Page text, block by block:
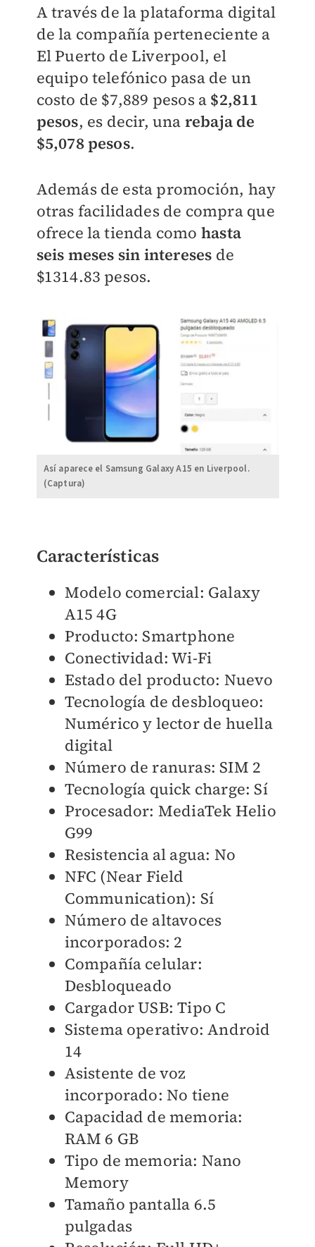
A través de la plataforma digital
de la compañía perteneciente a
El Puerto de Liverpool, el
equipo telefónico pasa de un
costo de $7,889 pesos a $2,811
pesos, es decir, una rebaja de
$5,078 pesos.
Además de esta promoción, hay
otras facilidades de compra que
ofrece la tienda como hasta
seis meses sin intereses de
$1314.83 pesos.
Así aparece el Samsung Galaxy A15 en Liverpool.
(Captura)
Características
Modelo comercial: Galaxy
A15 4G
Producto: Smartphone
Conectividad: Wi-Fi
Estado del producto: Nuevo
Tecnología de desbloqueo:
Numérico y lector de huella
digital
Número de ranuras: SIM 2
Tecnología quick charge: Sí
Procesador: MediaTek Helio
G99
Resistencia al agua: No
NFC (Near Field
Communication): Sí
Número de altavoces
incorporados: 2
Compañía celular:
Desbloqueado
Cargador USB: Tipo C
Sistema operativo: Android
14
Asistente de voz
incorporado: No tiene
Capacidad de memoria:
RAM 6 GB
Tipo de memoria: Nano
Memory
Tamaño pantalla 6.5
pulgadas